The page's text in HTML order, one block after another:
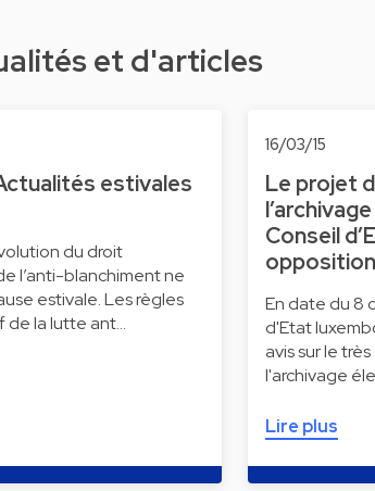
et d'articles
estivales
du droit
l’anti-blanchiment ne
estivale. Les règles
de la lutte ant…
16/03/15
Le projet
Conseil
En date du 8
d'Etat
avis sur le
l'archivage
Lire plus